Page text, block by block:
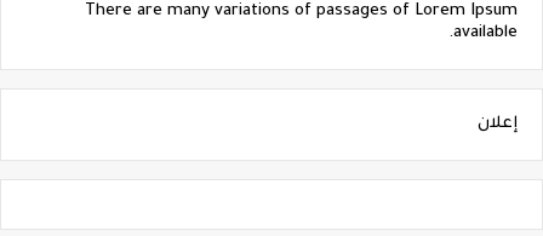
There are many variations of passages of Lorem Ipsum
available.
إعلان